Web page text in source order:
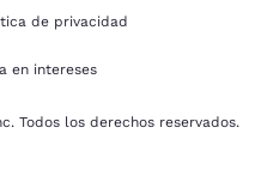
de privacidad
en intereses
Todos los derechos reservados.